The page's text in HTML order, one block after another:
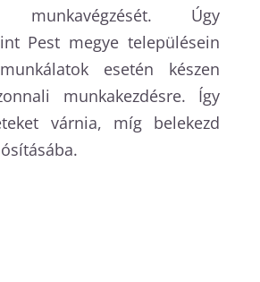
munkavégzését. Úgy
Pest megye településein
esetén készen
munkakezdésre. Így
várnia, míg belekezd